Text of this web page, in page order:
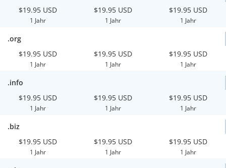
$19.95 USD
1 Jahr
$19.95 USD
1 Jahr
$19.95 USD
1 Jahr
.org
$19.95 USD
1 Jahr
$19.95 USD
1 Jahr
$19.95 USD
1 Jahr
.info
$19.95 USD
1 Jahr
$19.95 USD
1 Jahr
$19.95 USD
1 Jahr
.biz
$19.95 USD
1 Jahr
$19.95 USD
1 Jahr
$19.95 USD
1 Jahr